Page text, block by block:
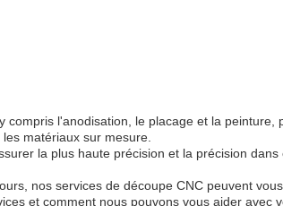
l'anodisation, le placage et la
matériaux sur mesure.
la plus haute précision et la précision
nos services de découpe CNC peuvent
et comment nous pouvons vous aider avec